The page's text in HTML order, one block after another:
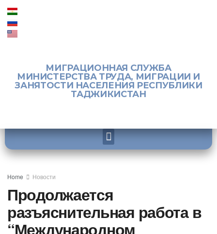
МИГРАЦИОННАЯ СЛУЖБА
МИНИСТЕРСТВА ТРУДА, МИГРАЦИИ И
ЗАНЯТОСТИ НАСЕЛЕНИЯ РЕСПУБЛИКИ
ТАДЖИКИСТАН
Home Новости
Продолжается
разъяснительная работа в
“Международном